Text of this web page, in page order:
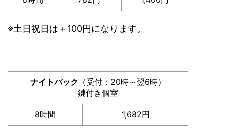
※土日祝日は＋100円になります。
ナイトパック （受付：20時～翌6時）
鍵付き個室
8時間 1,682円